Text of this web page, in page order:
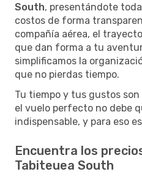
South, presentándote
costos de forma
compañía aérea, el
que dan forma a tu
simplificamos la
que no pierdas tiempo.
Tu tiempo y tus gustos
el vuelo perfecto no debe
indispensable, y para eso
Encuentra los
Tabiteuea South